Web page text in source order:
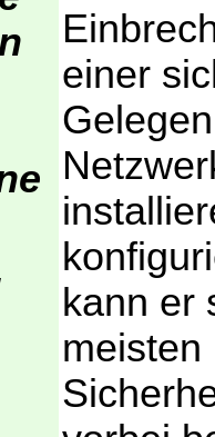
einer
kann er
meisten